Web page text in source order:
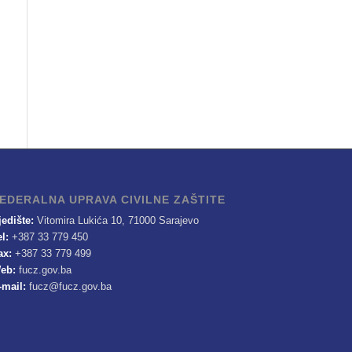
UPRAVA CIVILNE ZAŠTITE
Vitomira Lukića 10, 71000 Sarajevo
+387 33 779 450
+387 33 779 499
fucz.gov.ba
mail: fucz@fucz.gov.ba